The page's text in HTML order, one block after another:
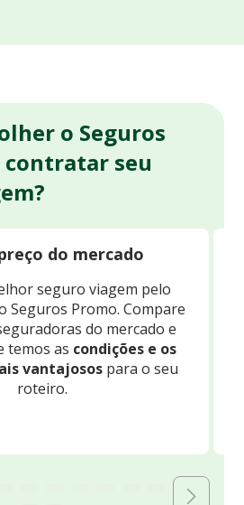
o Seguros
contratar seu
do mercado
seguro viagem pelo
Seguros Promo. Compare
do mercado e
temos as condições e os
vantajosospara o seu
roteiro.